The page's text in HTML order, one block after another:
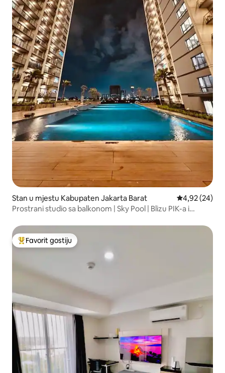
Stan u mjestu Kabupaten Jakarta Barat prosječna
4,92 (24)
Prostrani studio sa balkonom | Sky Pool | Blizu PIK-a i
Glavni favorit gostiju
Favorit gostiju